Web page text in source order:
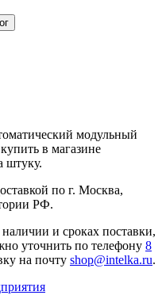
модульный
в магазине
штуку.
по г. Москва,
РФ.
и сроках поставки,
уточнить по телефону 8
на почту shop@intelka.ru.